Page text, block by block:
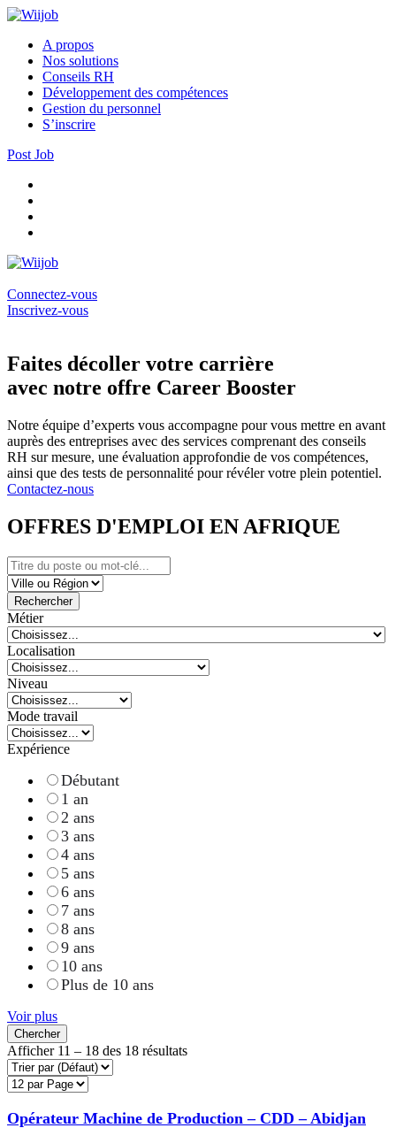
A propos
Nos solutions
Conseils RH
Développement des compétences
Gestion du personnel
S’inscrire
Post Job
Connectez-vous
Inscrivez-vous
Faites décoller votre carrière
avec notre offre Career Booster
Notre équipe d’experts vous accompagne pour vous mettre en avant
auprès des entreprises avec des services comprenant des conseils
RH sur mesure, une évaluation approfondie de vos compétences,
ainsi que des tests de personnalité pour révéler votre plein potentiel.
Contactez-nous
OFFRES D'EMPLOI EN AFRIQUE
Rechercher
Métier
Localisation
Niveau
Mode travail
Expérience
Débutant
1 an
2 ans
3 ans
4 ans
5 ans
6 ans
7 ans
8 ans
9 ans
10 ans
Plus de 10 ans
Voir plus
Chercher
Afficher 11 – 18 des 18 résultats
Opérateur Machine de Production – CDD – Abidjan